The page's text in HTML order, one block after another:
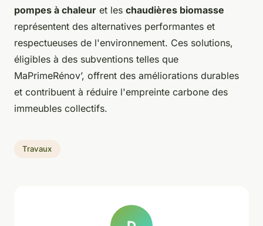
pompes à chaleur et les chaudières biomasse
représentent des alternatives performantes et
respectueuses de l'environnement. Ces solutions,
éligibles à des subventions telles que
MaPrimeRénov’, offrent des améliorations durables
et contribuent à réduire l'empreinte carbone des
immeubles collectifs.
Travaux